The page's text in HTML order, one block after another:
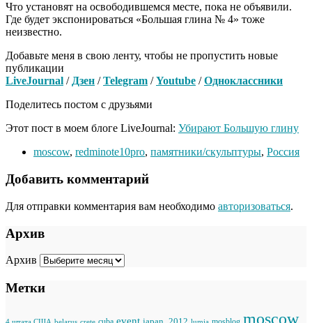
Что установят на освободившемся месте, пока не объявили.
Где будет экспонироваться «Большая глина № 4» тоже
неизвестно.
Добавьте меня в свою ленту, чтобы не пропустить новые
публикации
LiveJournal /Дзен /Telegram /Youtube /Одноклассники
Поделитесь постом с друзьями
Этот пост в моем блоге LiveJournal: Убирают Большую глину
moscow, redminote10pro, памятники/скульптуры, Россия
Добавить комментарий
Для отправки комментария вам необходимо авторизоваться.
Архив
Архив
Метки
event moscow